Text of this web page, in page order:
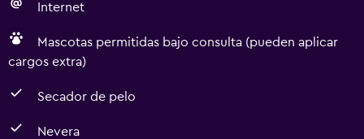
Internet
Mascotas permitidas bajo consulta (pueden aplicar
cargos extra)
Secador de pelo
Nevera